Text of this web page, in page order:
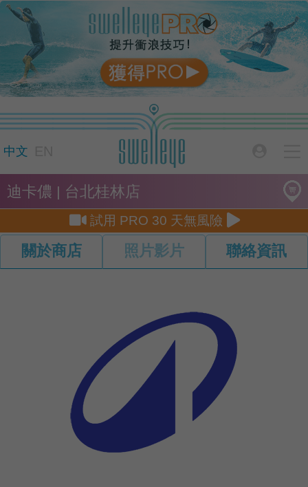
中文
迪卡儂 | 台北桂林店
 試用 PRO 30 天無風險 
關於商店 照片影片 聯絡資訊